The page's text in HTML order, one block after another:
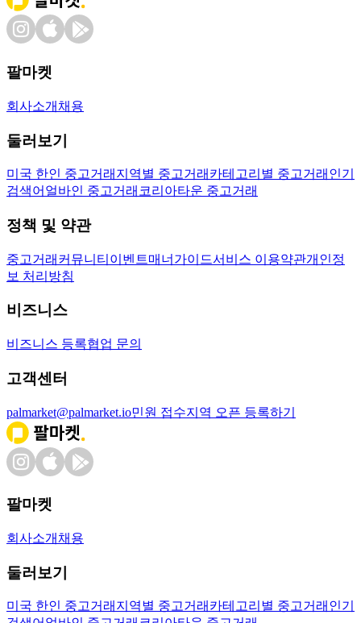
팔마켓
회사소개 채용
둘러보기
미국 한인 중고거래 지역별 중고거래 카테고리별 중고거래 인기
검색어 얼바인 중고거래 코리아타운 중고거래
정책 및 약관
중고거래 커뮤니티 이벤트매너가이드서비스 이용약관개인정
보 처리방침
비즈니스
비즈니스 등록협업 문의
고객센터
palmarket@palmarket.io민원 접수지역 오픈 등록하기
팔마켓
회사소개 채용
둘러보기
미국 한인 중고거래 지역별 중고거래 카테고리별 중고거래 인기